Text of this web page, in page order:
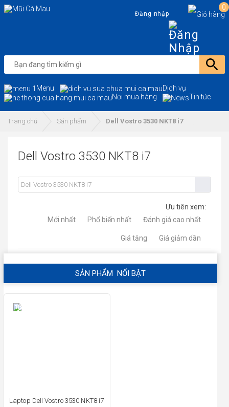
Đăng nhập
0
Menu
Dịch vụ
Nơi mua hàng
Tin tức
Trang chủ Sản phẩm Dell Vostro 3530 NKT8 i7
Dell Vostro 3530 NKT8 i7
Ưu tiên xem:
Mới nhất
Phổ biến nhất Đánh giá cao nhất
Giá tăng Giá giảm dần
SẢN PHẨM NỔI BẬT
8%
Laptop Dell Vostro 3530 NKT8 i7